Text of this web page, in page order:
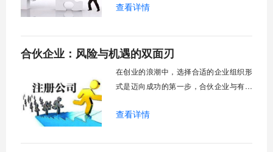
样建立起清晰的责任屏障，也不像个人独
业更像是一种基于高度信任的共同体，其
魅力与挑战都深深地植根于“人合性”这一特
查看详情
合伙企业：风险与机遇的双面刃
在创业的浪潮中，选择合适的企业组织形
式是迈向成功的第一步，合伙企业与有限
自拥有鲜明的特征和不同的适用场景。合
特的结构和运作模式对于特定类型的创业
查看详情